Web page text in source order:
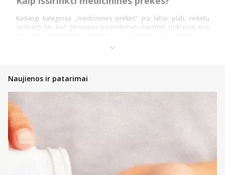
Kadangi kategorija „medicininės prekės“ yra labai plati, reikėtų
apibrėžti tai, kad geriausias pasirinkimas visuomet priklauso nuo
Pasidalinsime bendromis įžvalgomis, ką vertėtų žinoti kiekvienam
pirkėjui, nusprendusiam pirkti internetinėje vaistinėje, kad įsigytų
priemonių ir technikos nauda būtų pati didžiausia!
Atsidarykite prekės puslapyje ir perskaitykite aprašymą,
instrukcijas bei kitą aktualią informaciją;
Jeigu prekė patiko, tačiau norite dar pasidairyti po prekių
sugrįžti vėliau;
Nedvejokite konsultuotis su internetinės vaistinės komanda,
kad gautumėte profesionalų patarimą bet kuriuo klausimu;
Naujienos ir patarimai